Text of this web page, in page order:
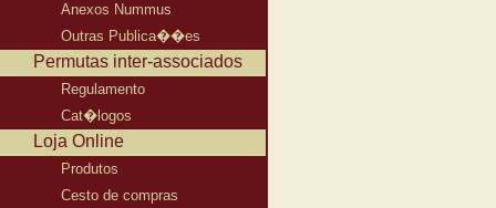
Anexos Nummus
Outras Publica��es
Permutas inter-associados
Regulamento
Cat�logos
Loja Online
Produtos
Cesto de compras